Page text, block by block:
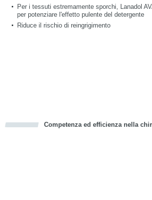
Per i tessuti estremamente sporchi, Lanadol
per potenziare l'effetto pulente del detergente
Riduce il rischio di reingrigimento
Competenza ed efficienza nella